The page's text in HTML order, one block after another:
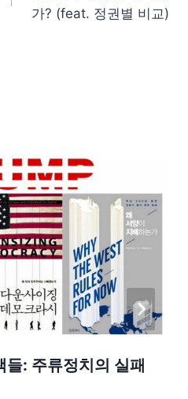
가? (feat. 정권별 비교)
들: 주류정치의 실패